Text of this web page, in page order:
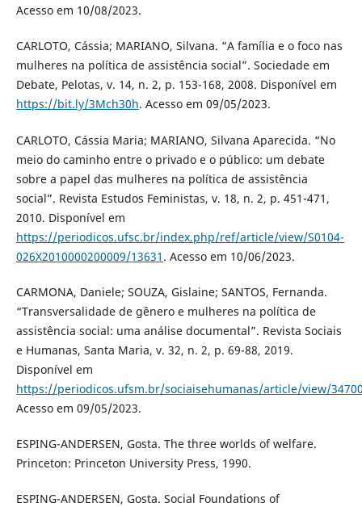
Acesso em 10/08/2023.
CARLOTO, Cássia; MARIANO, Silvana. “A família e o foco nas
mulheres na política de assistência social”. Sociedade em
Debate, Pelotas, v. 14, n. 2, p. 153-168, 2008. Disponível em
https://bit.ly/3Mch30h. Acesso em 09/05/2023.
CARLOTO, Cássia Maria; MARIANO, Silvana Aparecida. “No
meio do caminho entre o privado e o público: um debate
sobre a papel das mulheres na política de assistência
social”. Revista Estudos Feministas, v. 18, n. 2, p. 451-471,
2010. Disponível em
https://periodicos.ufsc.br/index.php/ref/article/view/S0104-
026X2010000200009/13631 . Acesso em 10/06/2023.
CARMONA, Daniele; SOUZA, Gislaine; SANTOS, Fernanda.
“Transversalidade de gênero e mulheres na política de
assistência social: uma análise documental”. Revista Sociais
e Humanas, Santa Maria, v. 32, n. 2, p. 69-88, 2019.
Disponível em
https://periodicos.ufsm.br/sociaisehumanas/article/view/
Acesso em 09/05/2023.
ESPING-ANDERSEN, Gosta. The three worlds of welfare.
Princeton: Princeton University Press, 1990.
ESPING-ANDERSEN, Gosta. Social Foundations of